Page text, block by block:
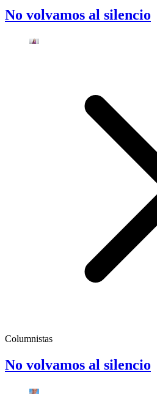
No volvamos al silencio
Columnistas
No volvamos al silencio